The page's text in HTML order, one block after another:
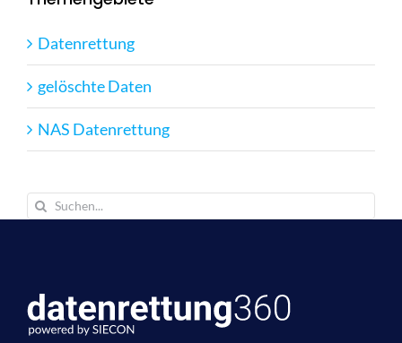
Datenrettung
gelöschte Daten
NAS Datenrettung
Suche